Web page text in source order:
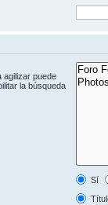
agilizar puede
la búsqueda
Sí